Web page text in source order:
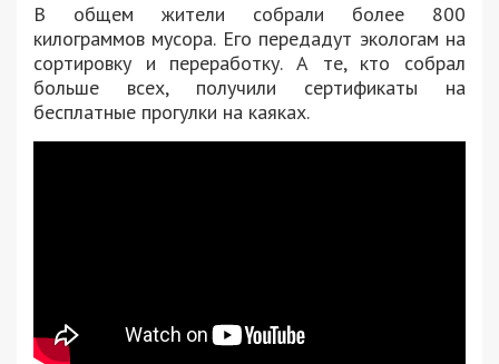
В общем жители собрали более 800
килограммов мусора. Его передадут экологам на
сортировку и переработку. А те, кто собрал
больше всех, получили сертификаты на
бесплатные прогулки на каяках.